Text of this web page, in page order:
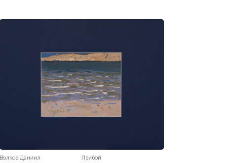
Волков Даниил Прибой